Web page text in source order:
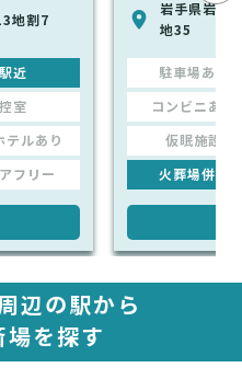
地割7
駅近
控室
テルあり
フリー
岩手県岩手
地35
駐車場あり
コンビニあり
仮眠施設
火葬場併設
辺の駅から
場を探す